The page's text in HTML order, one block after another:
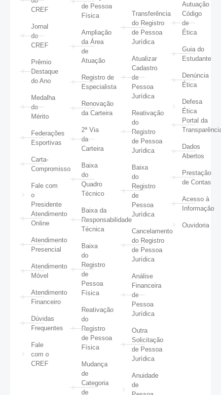
CREF
Jornal
do
CREF
Prêmio
Destaque
do Ano
Medalha
do
Mérito
Federações
Esportivas
Carta-
Compromisso
Fale com
o
Presidente
Atendimento
Online
Atendimento
Presencial
Atendimento
Móvel
Atendimento
Financeiro
Dúvidas
Frequentes
Fale
com o
CREF
de Pessoa
Física
Ampliação
da Área
de
Atuação
Registro de
Especialista
Renovação
da Carteira
2ª Via
da
Carteira
Baixa
do
Quadro
Técnico
Baixa da
Responsabilidade
Técnica
Baixa
do
Registro
de
Pessoa
Física
Reativação
do
Registro
de Pessoa
Física
Mudança
de
Categoria
de
Transferência
do Registro
de Pessoa
Jurídica
Atualizar
Cadastro
de
Pessoa
Jurídica
Reativação
do
Registro
de Pessoa
Jurídica
Baixa
do
Registro
de
Pessoa
Jurídica
Cancelamento
do Registro
de Pessoa
Jurídica
Análise
Financeira
de
Pessoa
Jurídica
Outra
Solicitação
de Pessoa
Jurídica
Anuidade
de
Autuação
Código
de
Ética
Guia do
Estudante
Denúncia
Ética
Defesa
Ética
Portal da
Dados
Abertos
Prestação
de Contas
Acesso à
Informação
Ouvidoria